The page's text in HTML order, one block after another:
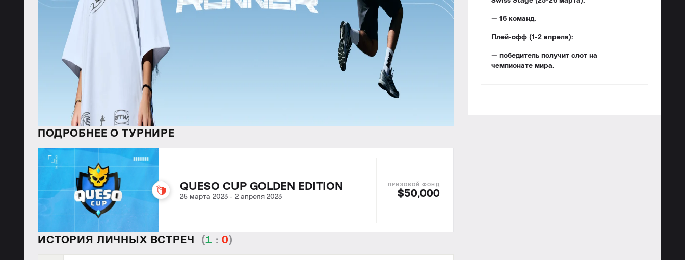
ПОДРОБНЕЕ О ТУРНИРЕ
QUESO CUP GOLDEN EDITION
25 марта 2023 - 2 апреля 2023 $50,000
ИСТОРИЯ ЛИЧНЫХ ВСТРЕЧ (1 : 0)
— 16 команд.
Плей-офф (1-2 апреля):
— победитель получит слот на
чемпионате мира.